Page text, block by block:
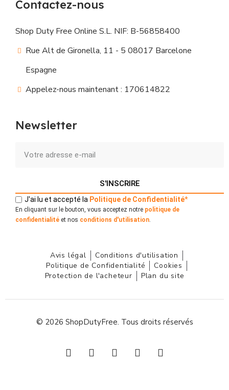
Contactez-nous
Shop Duty Free Online S.L. NIF: B-56858400
Rue Alt de Gironella, 11 - 5 08017 Barcelone
Espagne
Appelez-nous maintenant : 170614822
Newsletter
S'INSCRIRE
J'ai lu et accepté la Politique de Confidentialité*
En cliquant sur le bouton, vous acceptez notre politique de
confidentialité et nos conditions d'utilisation.
Avis légal
Conditions d'utilisation
Politique de Confidentialité
Cookies
Protection de l'acheteur
Plan du site
© 2026 ShopDutyFree. Tous droits réservés